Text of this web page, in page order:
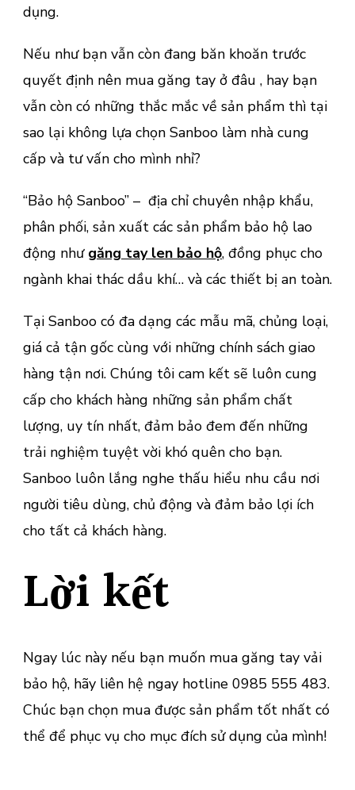
dụng.
Nếu như bạn vẫn còn đang băn khoăn trước
quyết định nên mua găng tay ở đâu , hay bạn
vẫn còn có những thắc mắc về sản phẩm thì tại
sao lại không lựa chọn Sanboo làm nhà cung
cấp và tư vấn cho mình nhỉ?
“Bảo hộ Sanboo” – địa chỉ chuyên nhập khẩu,
phân phối, sản xuất các sản phẩm bảo hộ lao
động như găng tay len bảo hộ, đồng phục cho
ngành khai thác dầu khí… và các thiết bị an toàn.
Tại Sanboo có đa dạng các mẫu mã, chủng loại,
giá cả tận gốc cùng với những chính sách giao
hàng tận nơi. Chúng tôi cam kết sẽ luôn cung
cấp cho khách hàng những sản phẩm chất
lượng, uy tín nhất, đảm bảo đem đến những
trải nghiệm tuyệt vời khó quên cho bạn.
Sanboo luôn lắng nghe thấu hiểu nhu cầu nơi
người tiêu dùng, chủ động và đảm bảo lợi ích
cho tất cả khách hàng.
Lời kết
Ngay lúc này nếu bạn muốn mua găng tay vải
bảo hộ, hãy liên hệ ngay hotline 0985 555 483.
Chúc bạn chọn mua được sản phẩm tốt nhất có
thể để phục vụ cho mục đích sử dụng của mình!